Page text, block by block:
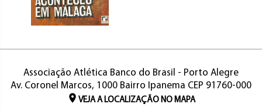
Associação Atlética Banco do Brasil - Porto Alegre
Av. Coronel Marcos, 1000 Bairro Ipanema CEP 91760-000
VEJA A LOCALIZAÇÃO NO MAPA